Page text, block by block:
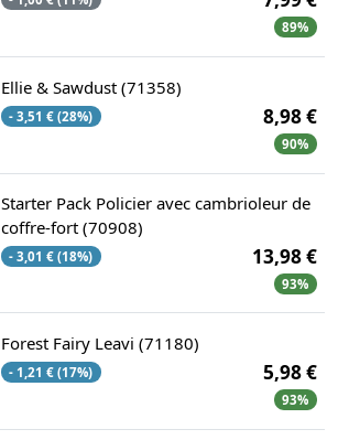
89%
Ellie & Sawdust (71358)
- 3,51 € (28%) 8,98 €
90%
Starter Pack Policier avec cambrioleur de
coffre-fort (70908)
- 3,01 € (18%) 13,98 €
93%
Forest Fairy Leavi (71180)
- 1,21 € (17%) 5,98 €
93%